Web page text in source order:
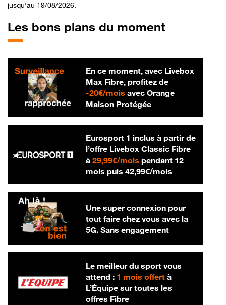
jusqu’au 19/08/2026.
Les bons plans du moment
En ce moment, avec Livebox
Max Fibre, profitez de
-20€/mois20 € par mois
avec Orange
Maison Protégée
Eurosport 1 inclus à partir de
l’offre Livebox Classic Fibre
à 29,99€/mois29,99 € par mois
pendant 12
mois puis 42,99€/mois42,99 € par
Une super connexion pour
tout faire chez vous avec la
5G. Sans engagement
Le meilleur du sport vous
attend : 1 mois offertà
L’Équipe sur toutes les
offres Fibre